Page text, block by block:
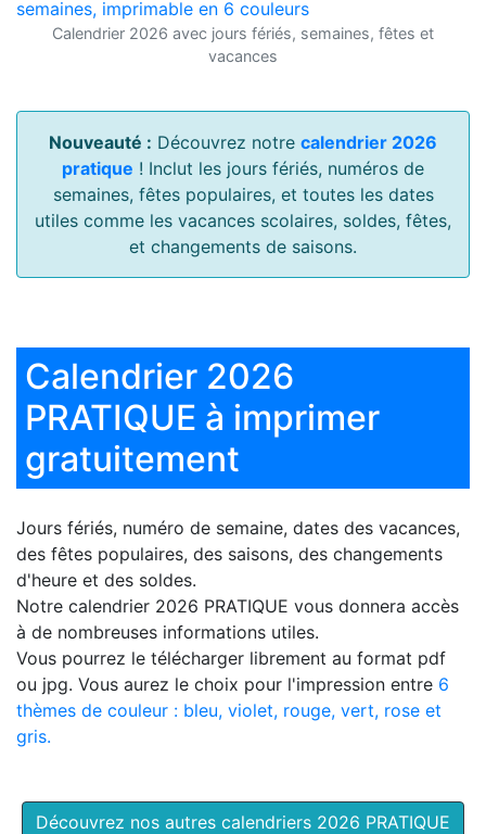
Calendrier 2026 avec jours fériés, semaines, fêtes et
vacances
Nouveauté : Découvrez notre calendrier 2026
pratique ! Inclut les jours fériés, numéros de
semaines, fêtes populaires, et toutes les dates
utiles comme les vacances scolaires, soldes, fêtes,
et changements de saisons.
Calendrier 2026
PRATIQUE à imprimer
gratuitement
Jours fériés, numéro de semaine, dates des vacances,
des fêtes populaires, des saisons, des changements
d'heure et des soldes.
Notre calendrier 2026 PRATIQUE vous donnera accès
à de nombreuses informations utiles.
Vous pourrez le télécharger librement au format pdf
ou jpg. Vous aurez le choix pour l'impression entre 6
thèmes de couleur : bleu, violet, rouge, vert, rose et
gris.
Découvrez nos autres calendriers 2026 PRATIQUE